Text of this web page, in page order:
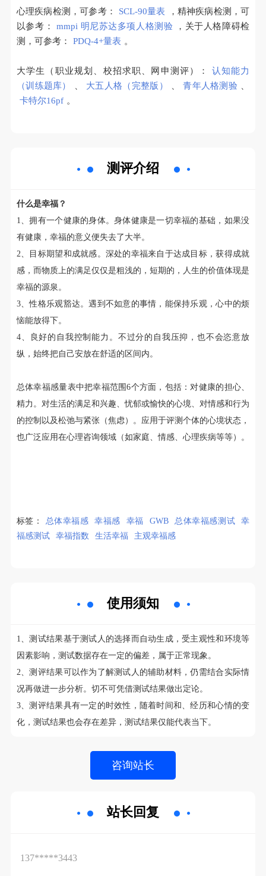
心理疾病检测，可参考： SCL-90量表
，精神疾病检测，可
以参考：
mmpi 明尼苏达多项人格测验
，关于人格障碍检
测，可参考：
PDQ-4+量表 。
大学生（职业规划、校招求职、网申测评）：
认知能力
（训练题库）
、 大五人格（完整版） 、 青年人格测验 、
卡特尔16pf 。
测评介绍
什么是幸福？
1、拥有一个健康的身体。身体健康是一切幸福的基础，如果没
有健康，幸福的意义便失去了大半。
2、目标期望和成就感。深处的幸福来自于达成目标，获得成就
感，而物质上的满足仅仅是粗浅的，短期的，人生的价值体现是
幸福的源泉。
3、性格乐观豁达。遇到不如意的事情，能保持乐观，心中的烦
恼能放得下。
4、良好的自我控制能力。不过分的自我压抑，也不会恣意放
纵，始终把自己安放在舒适的区间内。
总体幸福感量表中把幸福范围6个方面，包括：对健康的担心、
精力。对生活的满足和兴趣、忧郁或愉快的心境、对情感和行为
的控制以及松弛与紧张（焦虑）。应用于评测个体的心境状态，
也广泛应用在心理咨询领域（如家庭、情感、心理疾病等等）。
标签： 总体幸福感 幸福感 幸福 GWB 总体幸福感测试
幸
福感测试
幸福指数 生活幸福 主观幸福感
使用须知
1、测试结果基于测试人的选择而自动生成，受主观性和环境等
因素影响，测试数据存在一定的偏差，属于正常现象。
2、测评结果可以作为了解测试人的辅助材料，仍需结合实际情
况再做进一步分析。切不可凭借测试结果做出定论。
3、测评结果具有一定的时效性，随着时间和、经历和心情的变
化，测试结果也会存在差异，测试结果仅能代表当下。
站长回复
137*****3443